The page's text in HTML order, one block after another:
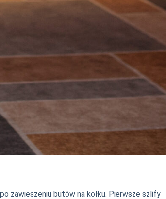
zawieszeniu butów na kołku. Pierwsze szlify